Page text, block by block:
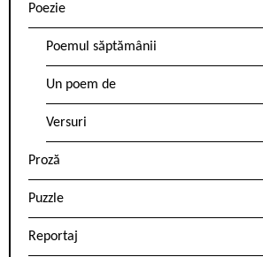
Poezie
Poemul săptămânii
Un poem de
Versuri
Proză
Puzzle
Reportaj